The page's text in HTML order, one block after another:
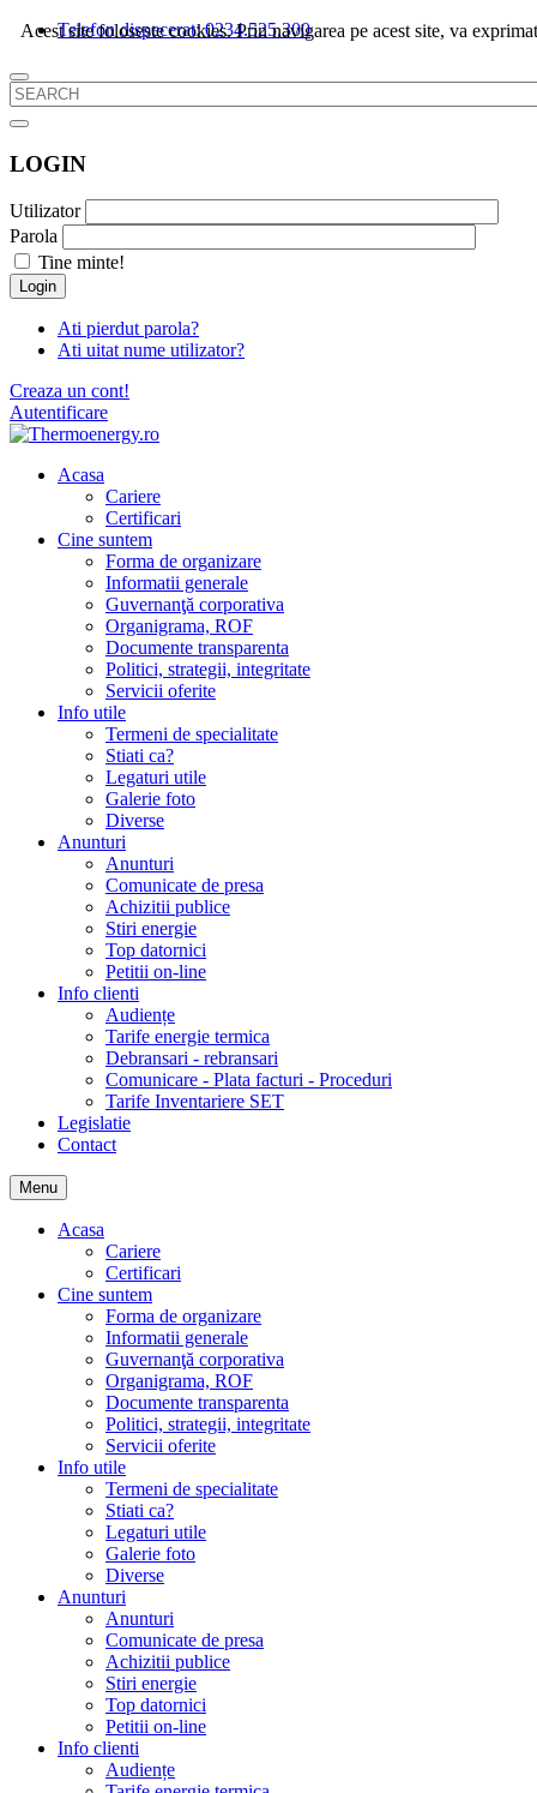
Telefon dispecerat: 0234.525.300
LOGIN
Utilizator
Parola
Tine minte!
Login
Ati pierdut parola?
Ati uitat nume utilizator?
Creaza un cont!
Autentificare
Acasa
Cariere
Certificari
Cine suntem
Forma de organizare
Informatii generale
Guvernanţă corporativa
Organigrama, ROF
Documente transparenta
Politici, strategii, integritate
Servicii oferite
Info utile
Termeni de specialitate
Stiati ca?
Legaturi utile
Galerie foto
Diverse
Anunturi
Anunturi
Comunicate de presa
Achizitii publice
Stiri energie
Top datornici
Petitii on-line
Info clienti
Audiențe
Tarife energie termica
Debransari - rebransari
Comunicare - Plata facturi - Proceduri
Tarife Inventariere SET
Legislatie
Contact
Menu
Acasa
Cariere
Certificari
Cine suntem
Forma de organizare
Informatii generale
Guvernanţă corporativa
Organigrama, ROF
Documente transparenta
Politici, strategii, integritate
Servicii oferite
Info utile
Termeni de specialitate
Stiati ca?
Legaturi utile
Galerie foto
Diverse
Anunturi
Anunturi
Comunicate de presa
Achizitii publice
Stiri energie
Top datornici
Petitii on-line
Info clienti
Audiențe
Acest site foloseste cookies. Prin navigarea pe acest site, va